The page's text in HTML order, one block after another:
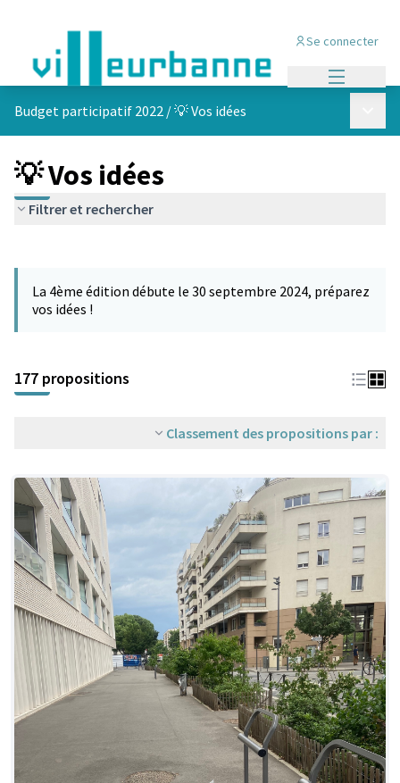
Se connecter
Budget participatif 2022 /💡 Vos idées
💡 Vos idées
Filtrer et rechercher
−
La 4ème édition débute le 30 septembre 2024, préparez
vos idées !
177 propositions
Classement des propositions par :